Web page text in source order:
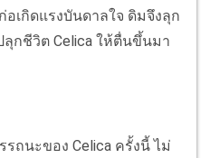
อเกิดแรงบันดาลใจ ดิมจึงลุก
กชีวิต Celica ให้ตื่นขึ้นมา
ถนะของ Celica ครั้งนี้ ไม่